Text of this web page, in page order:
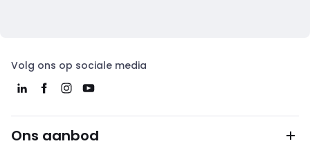
Volg ons op sociale media
Ons aanbod